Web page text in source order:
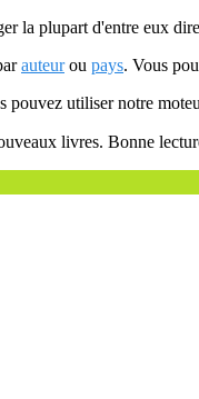
la plupart d'entre eux
auteurou pays. Vous
utiliser notre
livres. Bonne